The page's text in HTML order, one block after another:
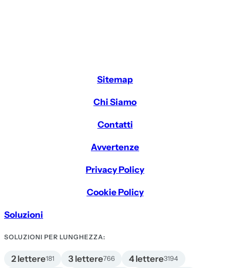
Sitemap
Chi Siamo
Contatti
Avvertenze
Privacy Policy
Cookie Policy
Soluzioni
SOLUZIONI PER LUNGHEZZA:
2 lettere181 3 lettere766 4 lettere3194